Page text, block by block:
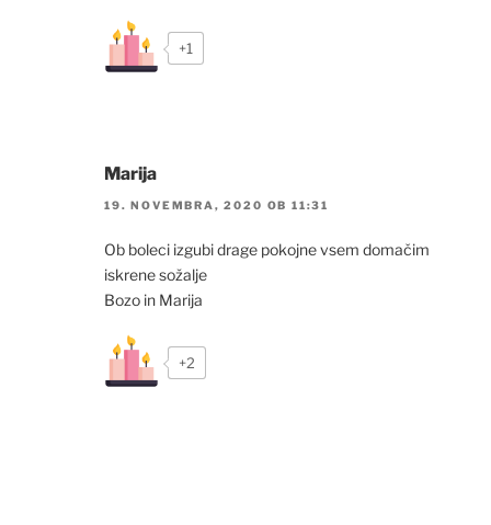
+1
Marija
19. NOVEMBRA, 2020 OB 11:31
Ob boleci izgubi drage pokojne vsem domačim
iskrene sožalje
Bozo in Marija
+2